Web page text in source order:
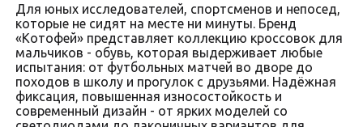
Для юных исследователей, спортсменов и непосед,
которые не сидят на месте ни минуты. Бренд
«Котофей» представляет коллекцию кроссовок для
мальчиков - обувь, которая выдерживает любые
испытания: от футбольных матчей во дворе до
походов в школу и прогулок с друзьями. Надёжная
фиксация, повышенная износостойкость и
современный дизайн - от ярких моделей со